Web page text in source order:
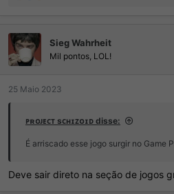
õ
e
Sieg Wahrheit
Mil pontos, LOL!
25 Maio 2023
ᴘʀᴏᴊᴇᴄᴛ sᴄʜɪᴢᴏɪᴅ disse:
É arriscado esse jogo surgir no Game
Deve sair direto na seção de jogos